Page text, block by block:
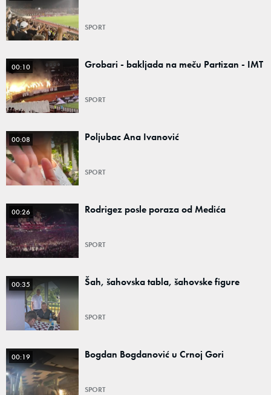
SPORT
00:10 Grobari - bakljada na meču Partizan - IMT
SPORT
00:08 Poljubac Ana Ivanović
SPORT
00:26 Rodrigez posle poraza od Medića
SPORT
00:35 Šah, šahovska tabla, šahovske figure
SPORT
00:19 Bogdan Bogdanović u Crnoj Gori
SPORT